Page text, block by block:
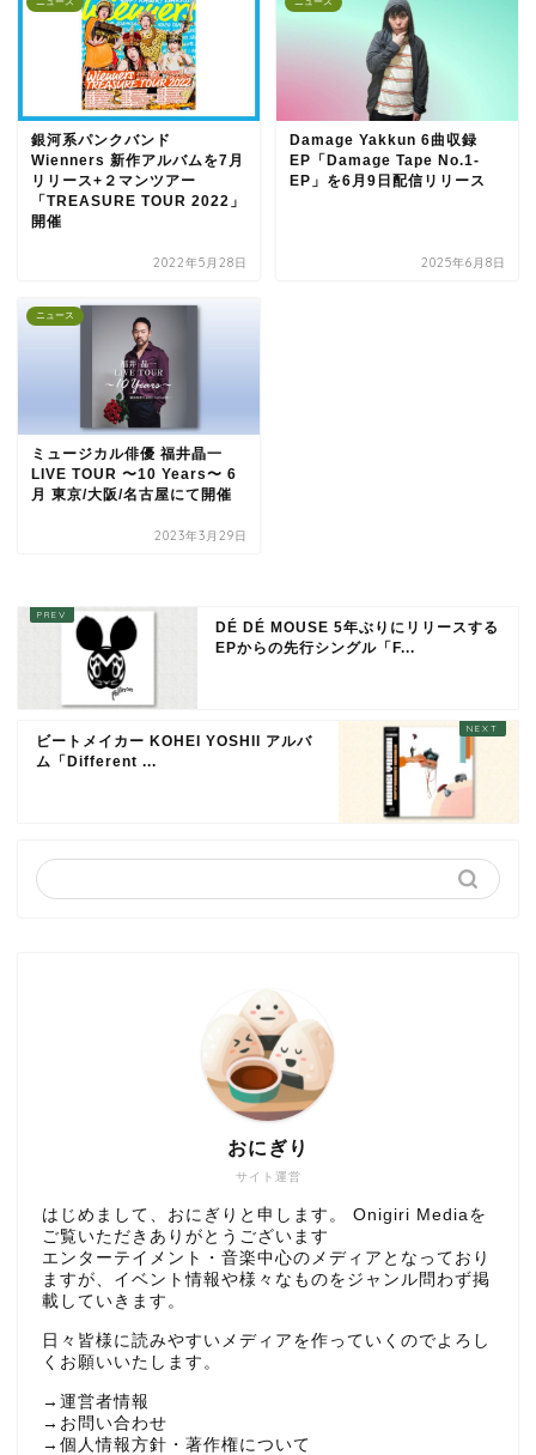
銀河系パンクバンド
Wienners 新作アルバムを7月
リリース+２マンツアー
「TREASURE TOUR 2022」
開催
2022年5月28日
Damage Yakkun 6曲収録
EP「Damage Tape No.1-
EP」を6月9日配信リリース
2025年6月8日
ニュース
ミュージカル俳優 福井晶一
LIVE TOUR 〜10 Years〜 6
月 東京/大阪/名古屋にて開催
2023年3月29日
DÉ DÉ MOUSE 5年ぶりにリリースする
EPからの先行シングル「F...
ビートメイカー KOHEI YOSHII アルバ
ム「Different ...
サイト運営
おにぎり
はじめまして、おにぎりと申します。 Onigiri Mediaを
ご覧いただきありがとうございます
エンターテイメント・音楽中心のメディアとなっており
ますが、イベント情報や様々なものをジャンル問わず掲
載していきます。
日々皆様に読みやすいメディアを作っていくのでよろし
くお願いいたします。
→ 運営者情報
→ お問い合わせ
→ 個人情報方針・著作権について